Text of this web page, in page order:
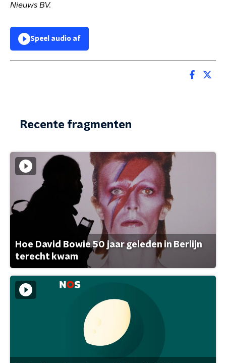
Nieuws BV.
Speel audio af
Recente fragmenten
Hoe David Bowie 50 jaar geleden in Berlijn
terecht kwam